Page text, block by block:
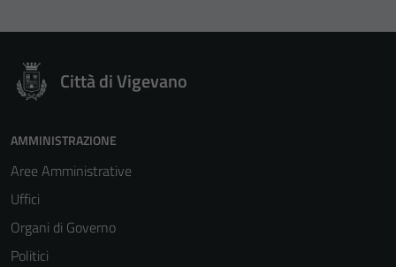
Città di Vigevano
AMMINISTRAZIONE
Aree Amministrative
Uffici
Organi di Governo
Politici